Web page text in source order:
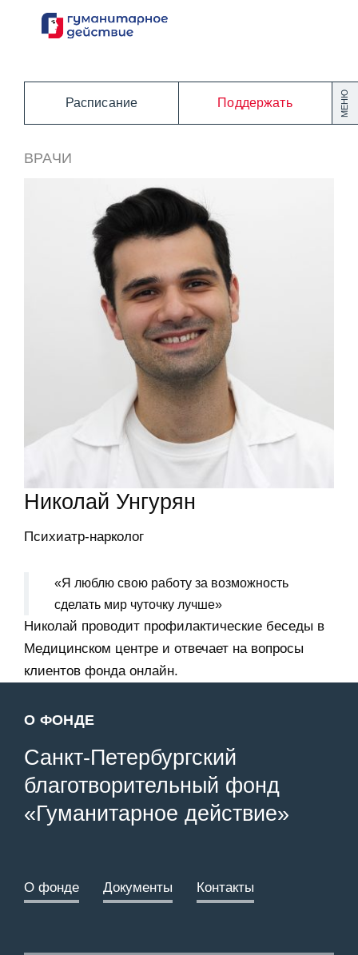
Перейти
МЕНЮ
Расписание Поддержать
ВРАЧИ
Николай Унгурян
Психиатр-нарколог
«Я люблю свою работу за возможность
сделать мир чуточку лучше»
Николай проводит профилактические беседы в
Медицинском центре и отвечает на вопросы
клиентов фонда онлайн.
О ФОНДЕ
Санкт-Петербургский
благотворительный фонд
«Гуманитарное действие»
О фонде Документы Контакты